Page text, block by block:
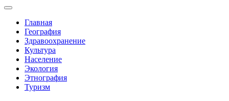
Главная
География
Здравоохранение
Культура
Население
Экология
Этнография
Туризм